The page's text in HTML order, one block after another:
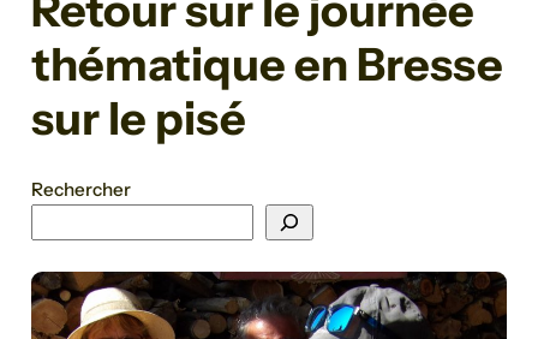
thématique en Bresse
sur le pisé
Rechercher